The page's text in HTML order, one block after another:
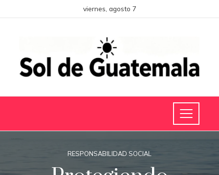
viernes, agosto 7
RESPONSABILIDAD SOCIAL